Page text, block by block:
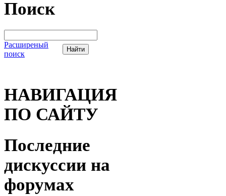
Поиск
Расширеный
поиск
НАВИГАЦИЯ
ПО САЙТУ
Последние
дискуссии на
форумах